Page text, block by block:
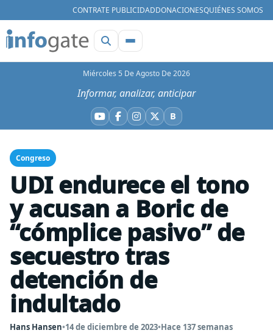
CONTRATE PUBLICIDADDONACIONESQUIÉNES SOMOS
Miércoles 5 De Agosto De 2026
Informar, analizar, anticipar
YouTube
Facebook
Instagram
X BBluesky
Congreso
UDI endurece el tono
y acusan a Boric de
“cómplice pasivo” de
secuestro tras
detención de
indultado
Hans Hansen•14 de diciembre de 2023•Hace 137 semanas